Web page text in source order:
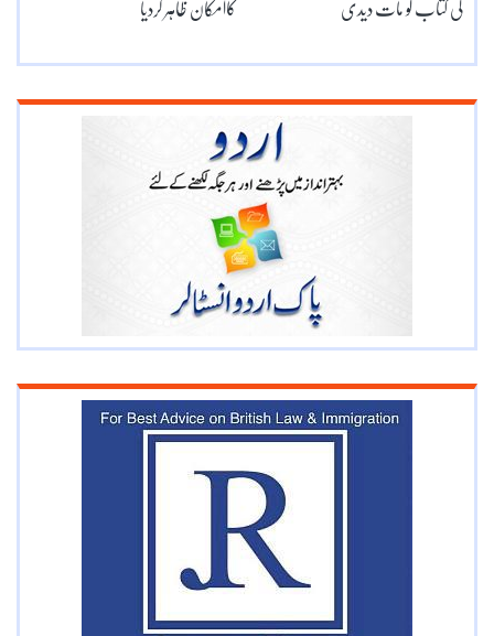
کاامکان ظاہر کردیا کی کتاب کو مات دیدی